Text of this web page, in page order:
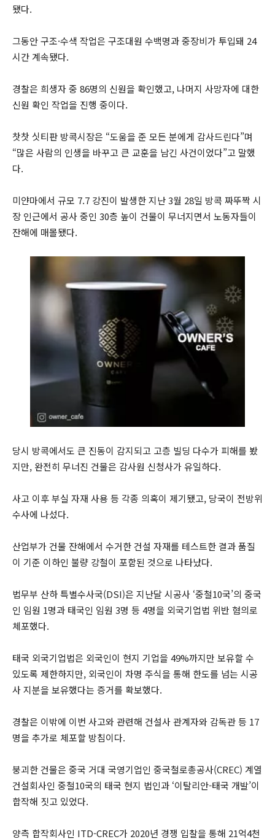
됐다.
그동안 구조·수색 작업은 구조대원 수백명과 중장비가 투입돼 24
시간 계속됐다.
경찰은 희생자 중 86명의 신원을 확인했고, 나머지 사망자에 대한
신원 확인 작업을 진행 중이다.
찻찻 싯티판 방콕시장은 “도움을 준 모든 분에게 감사드린다”며
“많은 사람의 인생을 바꾸고 큰 교훈을 남긴 사건이었다”고 말했
다.
미얀마에서 규모 7.7 강진이 발생한 지난 3월 28일 방콕 짜뚜짝 시
장 인근에서 공사 중인 30층 높이 건물이 무너지면서 노동자들이
잔해에 매몰됐다.
당시 방콕에서도 큰 진동이 감지되고 고층 빌딩 다수가 피해를 봤
지만, 완전히 무너진 건물은 감사원 신청사가 유일하다.
사고 이후 부실 자재 사용 등 각종 의혹이 제기됐고, 당국이 전방위
수사에 나섰다.
산업부가 건물 잔해에서 수거한 건설 자재를 테스트한 결과 품질
이 기준 이하인 불량 강철이 포함된 것으로 나타났다.
법무부 산하 특별수사국(DSI)은 지난달 시공사 ‘중철10국’의 중국
인 임원 1명과 태국인 임원 3명 등 4명을 외국기업법 위반 혐의로
체포했다.
태국 외국기업법은 외국인이 현지 기업을 49%까지만 보유할 수
있도록 제한하지만, 외국인이 차명 주식을 통해 한도를 넘는 시공
사 지분을 보유했다는 증거를 확보했다.
경찰은 이밖에 이번 사고와 관련해 건설사 관계자와 감독관 등 17
명을 추가로 체포할 방침이다.
붕괴한 건물은 중국 거대 국영기업인 중국철로총공사(CREC) 계열
건설회사인 중철10국의 태국 현지 법인과 ‘이탈리안-태국 개발’이
합작해 짓고 있었다.
양측 합작회사인 ITD-CREC가 2020년 경쟁 입찰을 통해 21억4천